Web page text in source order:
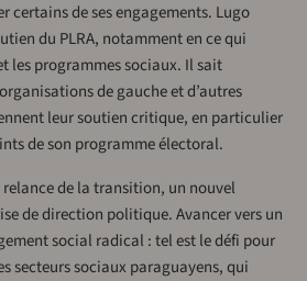
certains de ses engagements. Lugo
du PLRA, notamment en ce qui
les programmes sociaux. Il sait
de gauche et d’autres
leur soutien critique, en particulier
de son programme électoral.
de la transition, un nouvel
de direction politique. Avancer vers un
social radical : tel est le défi pour
secteurs sociaux paraguayens, qui